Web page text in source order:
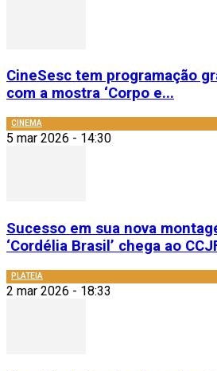
CineSesc tem programação
com a mostra ‘Corpo e...
CINEMA
5 mar 2026 - 14:30
Sucesso em sua nova
‘Cordélia Brasil’ chega ao
PLATEIA
2 mar 2026 - 18:33